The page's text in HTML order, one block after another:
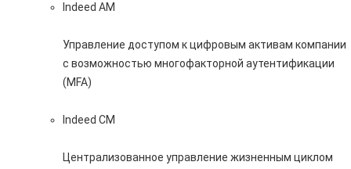
Indeed AM
Управление доступом к цифровым активам компании
с возможностью многофакторной аутентификации
(MFA)
Indeed CM
Централизованное управление жизненным циклом